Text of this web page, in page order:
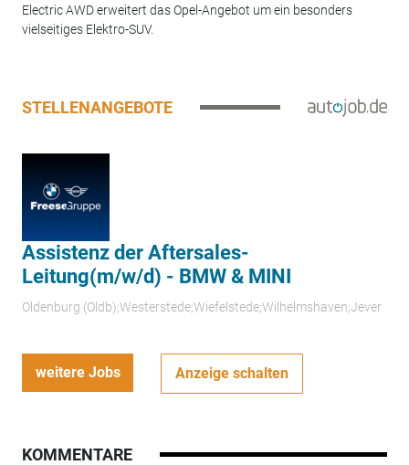
Electric AWD erweitert das Opel-Angebot um ein besonders
vielseitiges Elektro-SUV.
STELLENANGEBOTE
Assistenz der Aftersales-
Leitung(m/w/d) - BMW & MINI
Oldenburg (Oldb);Westerstede;Wiefelstede;Wilhelmshaven;Jever
weitere Jobs Anzeige schalten
KOMMENTARE